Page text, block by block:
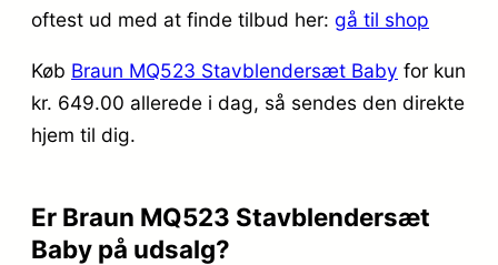
oftest ud med at finde tilbud her: gå til shop
Køb Braun MQ523 Stavblendersæt Baby for kun
kr. 649.00 allerede i dag, så sendes den direkte
hjem til dig.
Er Braun MQ523 Stavblendersæt
Baby på udsalg?